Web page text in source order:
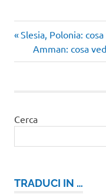
articoli
Articolo
precedente:
Slesia, Polonia:
Articolo
successivo:
Amman: cosa
Cerca
TRADUCI IN …